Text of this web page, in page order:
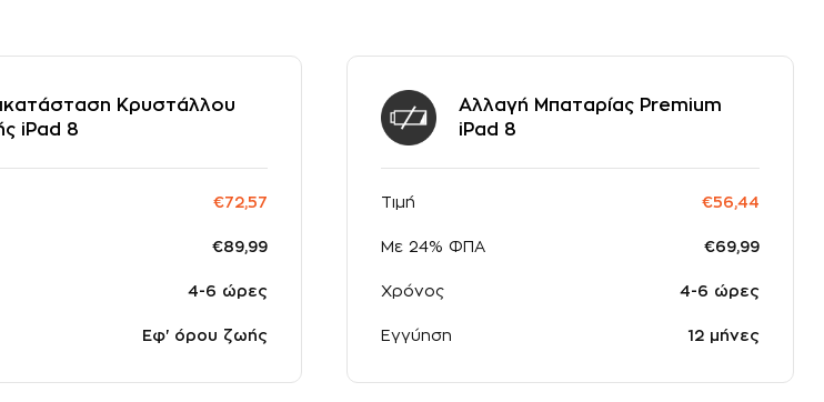
Κρυστάλλου
iPad 8
€72,57
€89,99
4-6 ώρες
Εφ' όρου ζωής
Αλλαγή Mπαταρίας Premium
iPad 8
Τιμή €56,44
Με 24% ΦΠΑ €69,99
Χρόνος 4-6 ώρες
Εγγύηση 12 μήνες